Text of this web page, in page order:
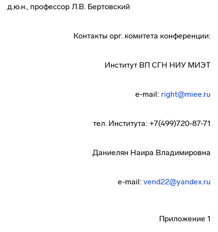
д.ю.н., профессор Л.В. Бертовский
Контакты орг. комитета конференции:
Институт ВП СГН НИУ МИЭТ
e-mail: right@miee.ru
тел. Института: +7(499)720-87-71
Даниелян Наира Владимировна
e-mail: vend22@yandex.ru
Приложение 1